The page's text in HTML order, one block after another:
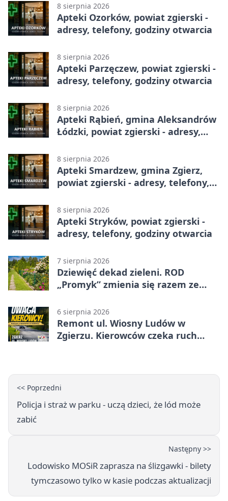
8 sierpnia 2026
Apteki Ozorków, powiat zgierski -
adresy, telefony, godziny otwarcia
8 sierpnia 2026
Apteki Parzęczew, powiat zgierski -
adresy, telefony, godziny otwarcia
8 sierpnia 2026
Apteki Rąbień, gmina Aleksandrów
Łódzki, powiat zgierski - adresy,
8 sierpnia 2026
Apteki Smardzew, gmina Zgierz,
powiat zgierski - adresy, telefony,
8 sierpnia 2026
Apteki Stryków, powiat zgierski -
adresy, telefony, godziny otwarcia
7 sierpnia 2026
Dziewięć dekad zieleni. ROD
„Promyk” zmienia się razem ze
6 sierpnia 2026
Remont ul. Wiosny Ludów w
Zgierzu. Kierowców czeka ruch
<< Poprzedni
Policja i straż w parku - uczą dzieci, że lód może
zabić
Następny >>
Lodowisko MOSiR zaprasza na ślizgawki - bilety
tymczasowo tylko w kasie podczas aktualizacji